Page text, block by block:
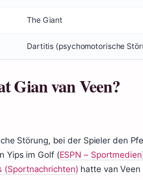
The Giant
Dartitis (psychomotorische
Gian van Veen?
Störung, bei der Spieler den
Yips im Golf (ESPN – Sportmedien
(Sportnachrichten) hatte van